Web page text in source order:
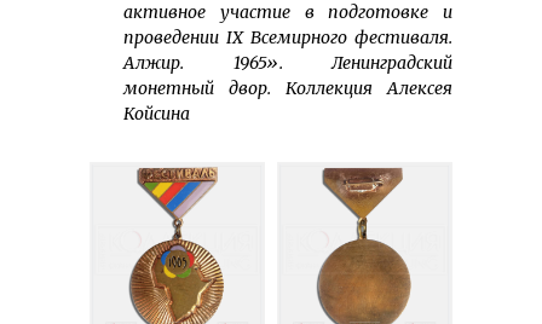
активное участие в подготовке и
проведении IX Всемирного фестиваля.
Алжир. 1965». Ленинградский
монетный двор. Коллекция Алексея
Койсина